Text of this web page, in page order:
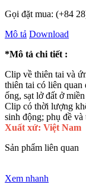
Gọi đặt mua: (+84
Mô tả Download
*Mô tả chi tiết :
Clip về thiên tai và
thiên tai có liên
ống, sạt lở đất ở
Clip có thời lượng
sinh động; phụ đề
Xuất xứ: Việt Nam
Sản phẩm liên quan
Xem nhanh